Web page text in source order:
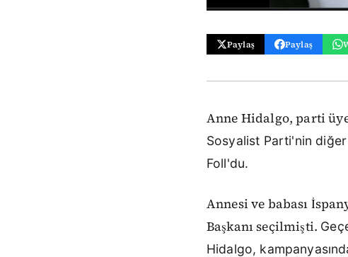
Paylaş Paylaş
Anne Hidalgo, parti
Sosyalist Parti'nin diğer
Foll'du.
Annesi ve babası
Başkanı seçilmişti.
Hidalgo,